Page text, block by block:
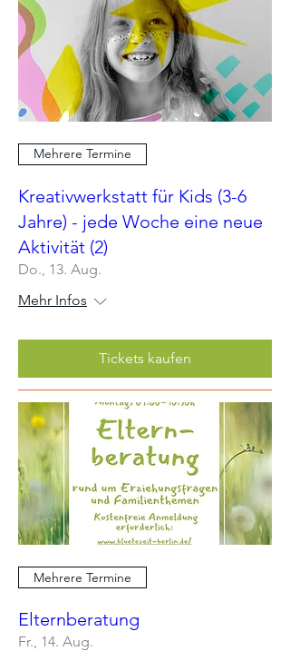
Mehrere Termine
Kreativwerkstatt für Kids (3-6
Jahre) - jede Woche eine neue
Aktivität (2)
Do., 13. Aug.
Mehr Infos
Tickets kaufen
Mehrere Termine
Elternberatung
Fr., 14. Aug.